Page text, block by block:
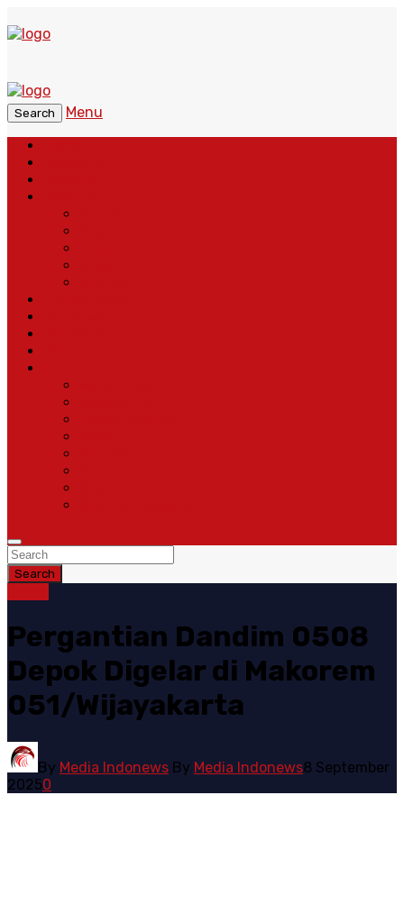
Search
Menu
Search
Pergantian Dandim 0508
Depok Digelar di Makorem
051/Wijayakarta
By Media Indonews By Media Indonews8 September
20250